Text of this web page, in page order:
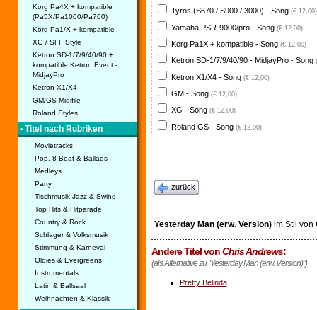
Korg Pa4X + kompatible
(Pa5X/Pa1000/Pa700)
Korg Pa1/X + kompatible
XG / SFF Style
Ketron SD-1/7/9/40/90 +
kompatible Ketron Event -
MidjayPro
Ketron X1/X4
GM/GS-Midifile
Roland Styles
• Titel nach Rubriken
Movietracks
Pop, 8-Beat & Ballads
Medleys
Party
Tischmusik Jazz & Swing
Top Hits & Hitparade
Country & Rock
Schlager & Volksmusik
Stimmung & Karneval
Oldies & Evergreens
Instrumentals
Latin & Ballsaal
Weihnachten & Klassik
Tyros (S670 / S900 / 3000) - Song (€ 12,00)
Yamaha PSR-9000/pro - Song (€ 12,00)
Korg Pa1X + kompatible - Song (€ 12,00)
Ketron SD-1/7/9/40/90 - MidjayPro - Song
Ketron X1/X4 - Song (€ 12,00)
GM - Song (€ 12,00)
XG - Song (€ 12,00)
Roland GS - Song (€ 12,00)
zurück
Yesterday Man (erw. Version)im Stil von
Andere Titel vonChris Andrews:
(als Alternative zu "Yesterday Man (erw. Version)")
Pretty Belinda